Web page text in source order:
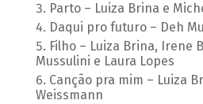
Parto – Luiza Brina e
Daqui pro futuro – Deh
Filho – Luiza Brina, Irene
Mussulini e Laura Lopes
Canção pra mim – Luiza
Weissmann